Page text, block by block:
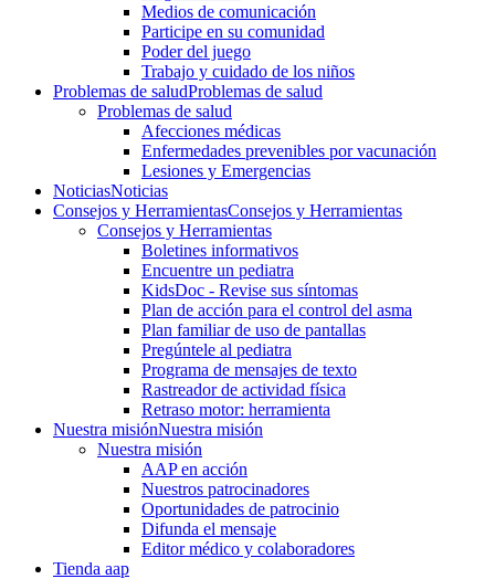
Medios de comunicación
Participe en su comunidad
Poder del juego
Trabajo y cuidado de los niños
Problemas de saludProblemas de salud
Problemas de salud
Afecciones médicas
Enfermedades prevenibles por vacunación
Lesiones y Emergencias
NoticiasNoticias
Consejos y HerramientasConsejos y Herramientas
Consejos y Herramientas
Boletines informativos
Encuentre un pediatra
KidsDoc - Revise sus síntomas
Plan de acción para el control del asma
Plan familiar de uso de pantallas
Pregúntele al pediatra
Programa de mensajes de texto
Rastre​​ador de activida​d física
Retraso motor: herramienta
Nuestra misiónNuestra misión
Nuestra misión
AAP en acción
Nuestros patrocinadores
Oportunidades de patrocinio
Difunda el mensaje
Editor médico y colaboradores
Tienda aap